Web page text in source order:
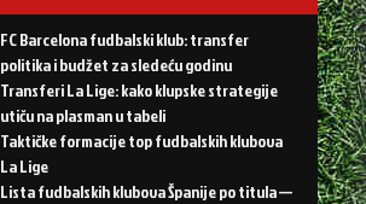
FC Barcelona fudbalski klub: transfer
politika i budžet za sledeću godinu
Transferi La Lige: kako klupske strategije
utiču na plasman u tabeli
Taktičke formacije top fudbalskih klubova
La Lige
Lista fudbalskih klubova Španije po titula —